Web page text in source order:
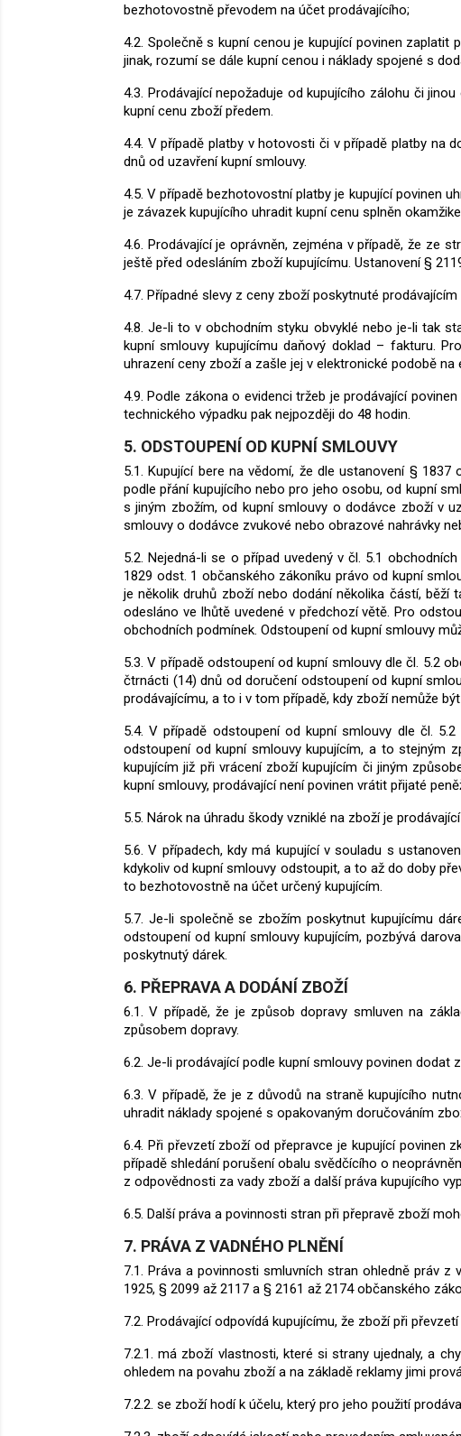
bezhotovostně převodem na účet prodávajícího;
4.2. Společně s kupní cenou je kupující povinen zaplatit
jinak, rozumí se dále kupní cenou i náklady spojené s
4.3. Prodávající nepožaduje od kupujícího zálohu či jinou
kupní cenu zboží předem.
4.4. V případě platby v hotovosti či v případě platby na
dnů od uzavření kupní smlouvy.
4.5. V případě bezhotovostní platby je kupující povinen
je závazek kupujícího uhradit kupní cenu splněn
4.6. Prodávající je oprávněn, zejména v případě, že ze
ještě před odesláním zboží kupujícímu. Ustanovení §
4.7. Případné slevy z ceny zboží poskytnuté
4.8. Je-li to v obchodním styku obvyklé nebo je-li tak
kupní smlouvy kupujícímu daňový doklad – fakturu.
uhrazení ceny zboží a zašle jej v elektronické podobě
4.9. Podle zákona o evidenci tržeb je prodávající
technického výpadku pak nejpozději do 48 hodin.
5. ODSTOUPENÍ OD KUPNÍ SMLOUVY
5.1. Kupující bere na vědomí, že dle ustanovení §
podle přání kupujícího nebo pro jeho osobu, od kupní
s jiným zbožím, od kupní smlouvy o dodávce zboží v
smlouvy o dodávce zvukové nebo obrazové nahrávky
5.2. Nejedná-li se o případ uvedený v čl. 5.1
1829 odst. 1 občanského zákoníku právo od kupní
je několik druhů zboží nebo dodání několika částí,
odesláno ve lhůtě uvedené v předchozí větě.Pro
obchodních podmínek. Odstoupení od kupní smlouvy
5.3. V případě odstoupení od kupní smlouvy dle čl. 5.2
čtrnácti (14) dnů od doručení odstoupení od kupní
prodávajícímu, a to i v tom případě, kdy zboží nemůže
5.4. V případě odstoupení od kupní smlouvy dle čl.
odstoupení od kupní smlouvy kupujícím, a to stejným
kupujícím již při vrácení zboží kupujícím či jiným
kupní smlouvy, prodávající není povinen vrátit přijaté
5.5. Nárok na úhradu škody vzniklé na zboží je
5.6. V případech, kdy má kupující v souladu s
kdykoliv od kupní smlouvy odstoupit, a to až do doby
to bezhotovostně na účet určený kupujícím.
5.7. Je-li společně se zbožím poskytnut kupujícímu
odstoupení od kupní smlouvy kupujícím, pozbývá
poskytnutý dárek.
6. PŘEPRAVA A DODÁNÍ ZBOŽÍ
6.1. V případě, že je způsob dopravy smluven na
způsobem dopravy.
6.2. Je-li prodávající podle kupní smlouvy povinen dodat
6.3. V případě, že je z důvodů na straně kupujícího
uhradit náklady spojené s opakovaným doručováním
6.4. Při převzetí zboží od přepravce je kupující povinen
případě shledání porušení obalu svědčícího o
z odpovědnosti za vady zboží a další práva kupujícího
6.5. Další práva a povinnosti stran při přepravě zboží
7. PRÁVA Z VADNÉHO PLNĚNÍ
7.1. Práva a povinnosti smluvních stran ohledně práv
1925, § 2099 až 2117 a § 2161 až 2174 občanského
7.2. Prodávající odpovídá kupujícímu, že zboží při
7.2.1. má zboží vlastnosti, které si strany ujednaly, a
ohledem na povahu zboží a na základě reklamy jimi
7.2.2. se zboží hodí k účelu, který pro jeho použití